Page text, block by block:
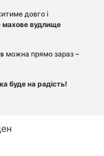
довго і
махове вудлище
можна прямо зараз –
буде на радість!